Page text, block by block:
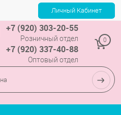
+7 (920) 303-20-55
Розничный отдел
+7 (920) 337-40-88
Оптовый отдел
0